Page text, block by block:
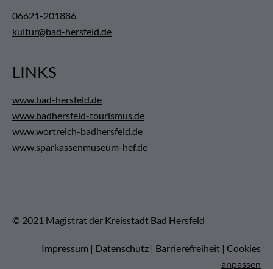
06621-201886
kultur@bad-hersfeld.de
LINKS
www.bad-hersfeld.de
www.badhersfeld-tourismus.de
www.wortreich-badhersfeld.de
www.sparkassenmuseum-hef.de
© 2021 Magistrat der Kreisstadt Bad Hersfeld
Impressum | Datenschutz | Barrierefreiheit | Cookies
anpassen